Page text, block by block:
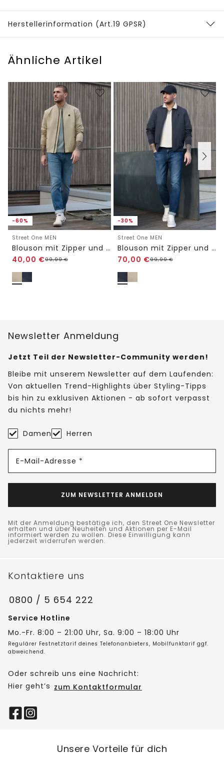
Herstellerinformation (Art.19 GPSR)
Ähnliche Artikel
-60%
Street One MEN
Blouson mit Zipper und Taschen
40,00 €99,99€
-30%
Street One MEN
Blouson mit Zipper und Taschen
70,00 €99,99€
Newsletter Anmeldung
Jetzt Teil der Newsletter-Community werden!
Bleibe mit unserem Newsletter auf dem Laufenden:
Von aktuellen Trend-Highlights über Styling-Tipps
bis hin zu exklusiven Aktionen - ab sofort verpasst
du nichts mehr!
Damen Herren
E-Mail-Adresse *
ZUM NEWSLETTER ANMELDEN
Mit der Anmeldung bestätige ich, den Street One Newsletter
erhalten und über Neuheiten und Aktionen per E-Mail
informiert werden zu wollen. Diese Einwilligung kann
jederzeit widerrufen werden.
Kontaktiere uns
0800 / 5 654 222
Service Hotline
Mo.-Fr. 8:00 – 21:00 Uhr, Sa. 9:00 – 18:00 Uhr
Regulärer Festnetztarif deines Telefonanbieters, Mobilfunktarif ggf.
abweichend.
Oder schreib uns eine Nachricht:
Hier geht’s zum Kontaktformular
Unsere Vorteile für dich